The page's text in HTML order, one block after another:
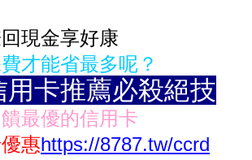
現金享好康
才能省最多呢？
用卡推薦必殺絕技
最優的信用卡
惠https://8787.tw/ccrd